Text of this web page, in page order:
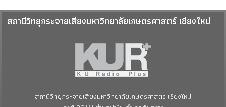
สถานีวิทยุกระจายเสียงมหาวิทยาลัยเกษตรศาสตร์ เชียงใหม่
สถานีวิทยุกระจายเสียงมหาวิทยาลัยเกษตรศาสตร์ เชียงใหม่